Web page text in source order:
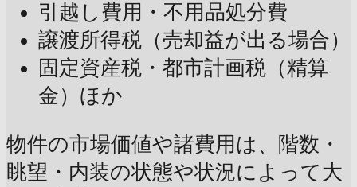
引越し費用・不用品処分費
譲渡所得税（売却益が出る場合）
固定資産税・都市計画税（精算
金）ほか
物件の市場価値や諸費用は、階数・
眺望・内装の状態や状況によって大